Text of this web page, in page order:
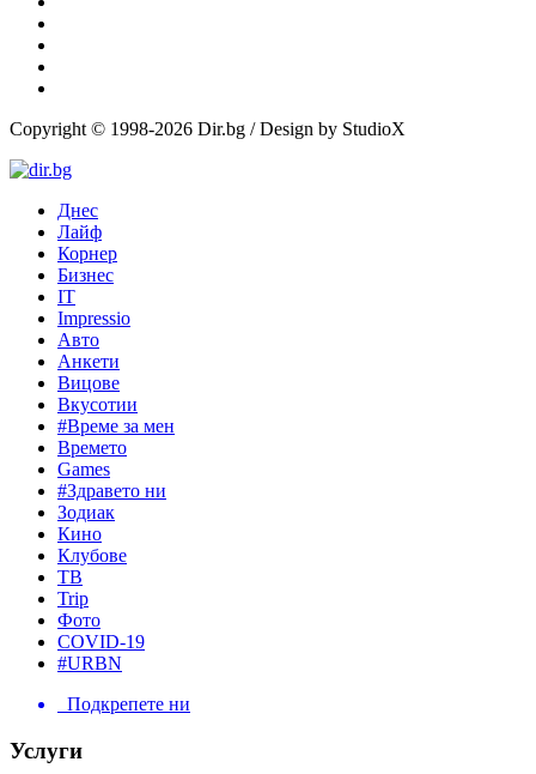
Copyright © 1998-2026 Dir.bg / Design by StudioX
Днес
Лайф
Корнер
Бизнес
IT
Impressio
Авто
Анкети
Вицове
Вкусотии
#Време за мен
Времето
Games
#Здравето ни
Зодиак
Кино
Клубове
ТВ
Trip
Фото
COVID-19
#URBN
Подкрепете ни
Услуги